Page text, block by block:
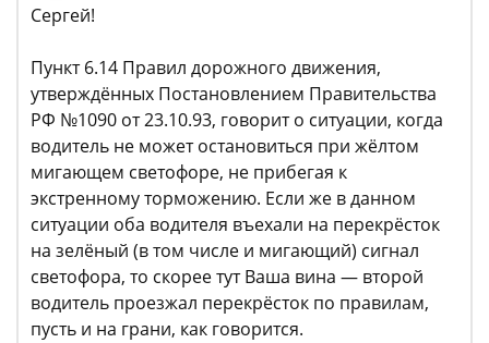
Сергей!
Пункт 6.14 Правил дорожного движения,
утверждённых Постановлением Правительства
РФ №1090 от 23.10.93, говорит о ситуации, когда
водитель не может остановиться при жёлтом
мигающем светофоре, не прибегая к
экстренному торможению. Если же в данном
ситуации оба водителя въехали на перекрёсток
на зелёный (в том числе и мигающий) сигнал
светофора, то скорее тут Ваша вина — второй
водитель проезжал перекрёсток по правилам,
пусть и на грани, как говорится.